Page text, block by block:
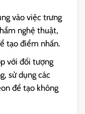
vào việc trưng
nghệ thuật,
tạo điểm nhấn.
với đối tượng
sử dụng các
để tạo không